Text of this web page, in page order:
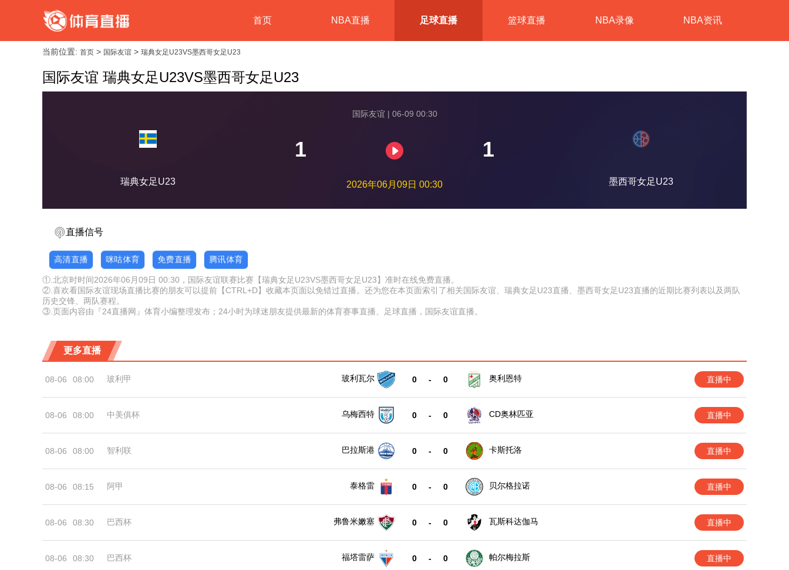
首页 NBA直播 足球直播 篮球直播 NBA录像 NBA资讯
当前位置: 首页 > 国际友谊 > 瑞典女足U23VS墨西哥女足U23
国际友谊 瑞典女足U23VS墨西哥女足U23
瑞典女足U23
国际友谊 | 06-09 00:30
1 1
2026年06月09日 00:30 墨西哥女足U23
直播信号
高清直播 咪咕体育 免费直播 腾讯体育
①.北京时时间2026年06月09日 00:30，国际友谊联赛比赛【瑞典女足U23VS墨西哥女足U23】准时在线免费直播。
②.喜欢看国际友谊现场直播比赛的朋友可以提前【CTRL+D】收藏本页面以免错过直播。还为您在本页面索引了相关国际友谊、瑞典女足U23直播、墨西哥女足U23直播的近期比赛列表以及两队
历史交锋、两队赛程。
③.页面内容由『24直播网』体育小编整理发布；24小时为球迷朋友提供最新的体育赛事直播、足球直播，国际友谊直播。
更多直播
08-06 08:00 玻利甲 玻利瓦尔 0 - 0 奥利恩特 直播中
08-06 08:00 中美俱杯 乌梅西特 0 - 0 CD奥林匹亚 直播中
08-06 08:00 智利联 巴拉斯港 0 - 0 卡斯托洛 直播中
08-06 08:15 阿甲 泰格雷 0 - 0 贝尔格拉诺 直播中
08-06 08:30 巴西杯 弗鲁米嫩塞 0 - 0 瓦斯科达伽马 直播中
08-06 08:30 巴西杯 福塔雷萨 0 - 0 帕尔梅拉斯 直播中